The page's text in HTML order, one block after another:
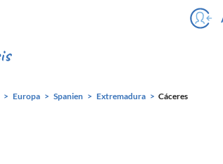
Europa Spanien Extremadura Cáceres